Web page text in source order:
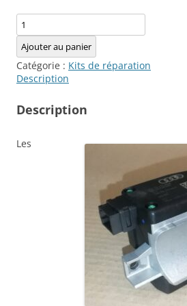
quantité
de
Kit
de
réparation
verrou
Ajouter au panier
Catégorie : Kits de réparation
Description
Description
Les